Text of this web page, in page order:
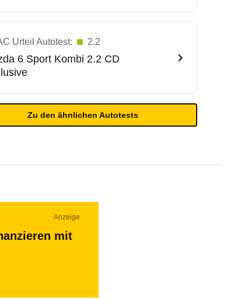
Urteil Autotest: 2.2
6 Sport Kombi 2.2 CD
Zu den ähnlichen Autotests
Anzeige
mit